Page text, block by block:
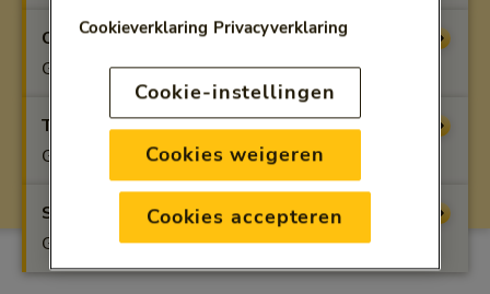
Optifit Vergoeding
Geen vergoeding
Topfit Vergoeding
Geen vergoeding
Superfit Vergoeding
Geen vergoeding
Cookieverklaring Privacyverklaring
Cookie-instellingen
Cookies weigeren
Cookies accepteren